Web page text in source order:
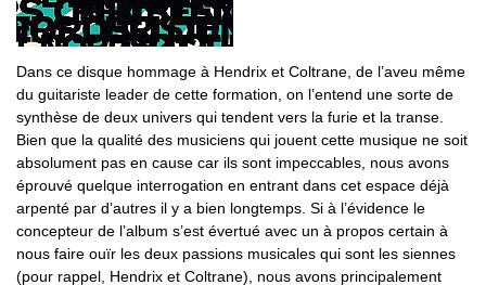
Dans ce disque hommage à Hendrix et Coltrane, de l’aveu même
du guitariste leader de cette formation, on l’entend une sorte de
synthèse de deux univers qui tendent vers la furie et la transe.
Bien que la qualité des musiciens qui jouent cette musique ne soit
absolument pas en cause car ils sont impeccables, nous avons
éprouvé quelque interrogation en entrant dans cet espace déjà
arpenté par d’autres il y a bien longtemps. Si à l’évidence le
concepteur de l’album s’est évertué avec un à propos certain à
nous faire ouïr les deux passions musicales qui sont les siennes
(pour rappel, Hendrix et Coltrane), nous avons principalement